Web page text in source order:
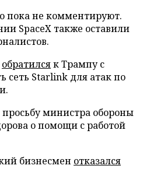
пока не комментируют.
SpaceX также оставили
обратилсяк Трампу с
сеть Starlink для атак по
просьбу министра обороны
о помощи с работой
бизнесмен отказался